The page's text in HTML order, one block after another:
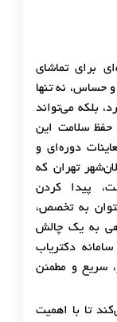
برای تماشای
حساس، نه تنها
بلکه می‌تواند
حفظ سلامت این
دوره‌ای و
تهران که
پیدا کردن
به تخصص،
به یک چالش
دکتریاب
سریع و مطمئن
تا با اهمیت